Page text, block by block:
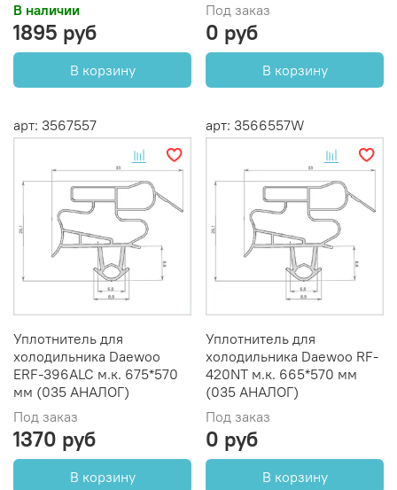
В наличии
1895 руб
В корзину
Под заказ
0 руб
В корзину
арт: 3567557
Уплотнитель для
холодильника Daewoo
ERF-396ALC м.к. 675*570
мм (035 АНАЛОГ)
Под заказ
1370 руб
В корзину
арт: 3566557W
Уплотнитель для
холодильника Daewoo RF-
420NT м.к. 665*570 мм
(035 АНАЛОГ)
Под заказ
0 руб
В корзину